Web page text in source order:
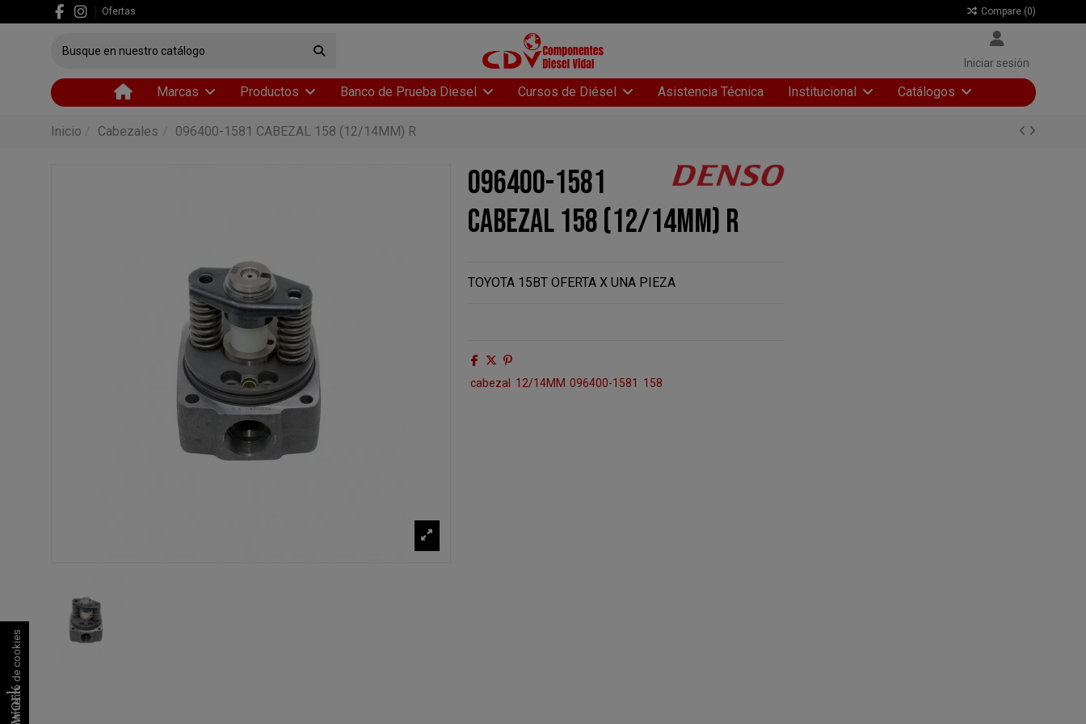
Ofertas Compare (0)
Iniciar sesión
Marcas Productos Banco de Prueba Diesel Cursos de Diésel Asistencia Técnica Institucional Catálogos
Inicio Cabezales 096400-1581 CABEZAL 158 (12/14MM) R
096400-1581
CABEZAL 158 (12/14MM) R
TOYOTA 15BT OFERTA X UNA PIEZA
cabezal 12/14MM 096400-1581 158
Consentimiento de cookies